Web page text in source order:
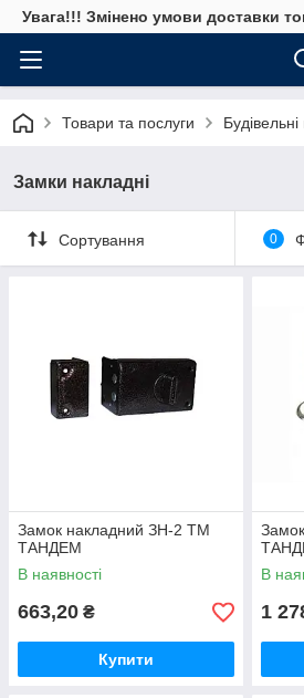
Увага!!! Змінено умови доставки
Товари та послуги
Замки накладні
Сортування 0
Замок накладний ЗН-2 ТМ
ТАНДЕМ
В наявності
663,20 ₴
Купити
В
1